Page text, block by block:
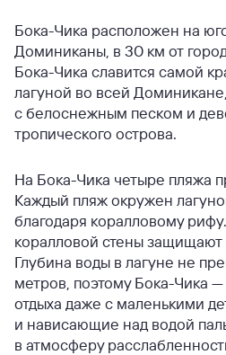
Бока-Чика расположен на
Доминиканы, в 30 км от
Бока-Чика славится самой
лагуной во всей
с белоснежным песком и
тропического острова.
На Бока-Чика четыре пляжа
Каждый пляж окружен
благодаря коралловому
коралловой стены защищают
Глубина воды в лагуне не
метров, поэтому Бока-Чика
отдыха даже с маленькими
и нависающие над водой
в атмосферу